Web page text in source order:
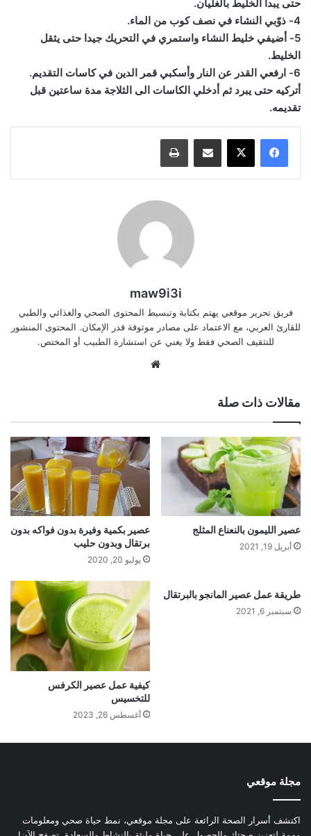
حتى يبدأ الخليط بالغليان.
4- ذوّبي النشاء في نصف كوب من الماء.
5- أضيفي خليط النشاء واستمري في التحريك جيدا حتى يثقل
الخليط.
6- ارفعي القدر عن النار وأسكبي قمر الدين في كاسات التقديم.
أتركيه حتى يبرد ثم أدخلي الكاسات الى الثلاجة مدة ساعتين قبل
تقديمه.
مشاركة عبر البريد طباعة
maw9i3i
فريق تحرير موقعي يهتم بكتابة وتبسيط المحتوى الصحي والغذائي والطبي
للقارئ العربي، مع الاعتماد على مصادر موثوقة قدر الإمكان. المحتوى المنشور
للتثقيف الصحي فقط ولا يغني عن استشارة الطبيب أو المختص.
مقالات ذات صلة
عصير الليمون بالنعناع المثلج
أبريل 19, 2021
عصير بكمية وفيرة بدون فواكه بدون
برتقال وبدون حليب
يوليو 20, 2020
طريقة عمل عصير المانجو بالبرتقال
سبتمبر 6, 2021
كيفية عمل عصير الكرفس
للتخسيس
أغسطس 26, 2023
مجلة موقعي
اكتشف أسرار الصحة الرائعة على مجلة موقعي، نمط حياة صحي ومعلومات